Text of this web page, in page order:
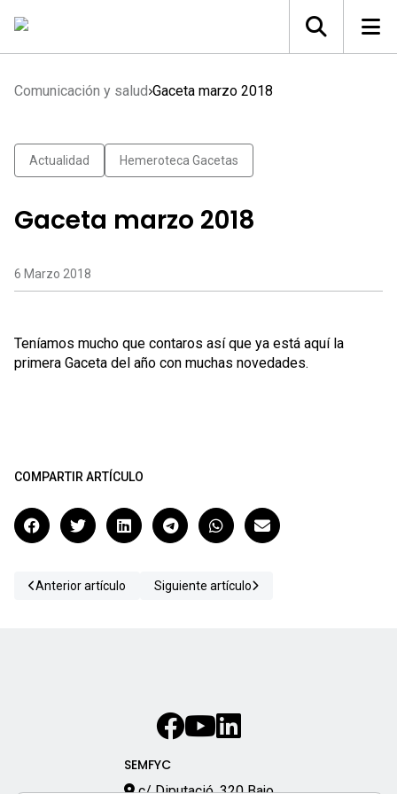
Comunicación y salud Gaceta marzo 2018
Actualidad Hemeroteca Gacetas
Gaceta marzo 2018
6 Marzo 2018
Teníamos mucho que contaros así que ya está aquí la
primera Gaceta del año con muchas novedades.
COMPARTIR ARTÍCULO
Anterior artículo Siguiente artículo
SEMFYC